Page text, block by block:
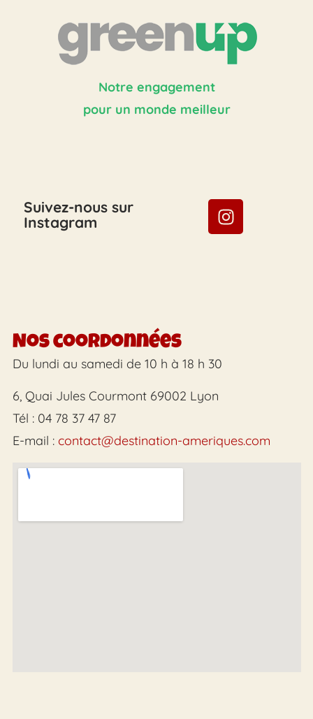
Notre engagement
pour un monde meilleur
Suivez-nous sur
Instagram
Nos coordonnées
Du lundi au samedi de 10 h à 18 h 30
6, Quai Jules Courmont 69002 Lyon
Tél : 04 78 37 47 87
E-mail : contact@destination-ameriques.com